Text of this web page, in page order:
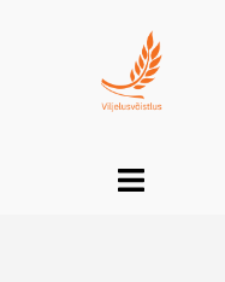
Toggle